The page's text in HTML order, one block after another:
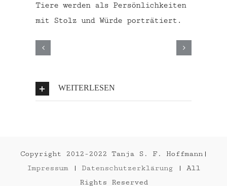
Tiere werden als Persönlichkeiten
mit Stolz und Würde porträtiert.
WEITERLESEN
Copyright 2012-2022 Tanja S. F. Hoffmann|
Impressum| Datenschutzerklärung | All
Rights Reserved